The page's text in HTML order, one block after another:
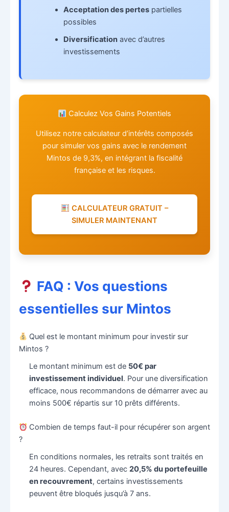
Acceptation des pertes partielles
possibles
Diversification avec d’autres
investissements
Calculez Vos Gains Potentiels
Utilisez notre calculateur d’intérêts composés
pour simuler vos gains avec le rendement
Mintos de 9,3%, en intégrant la fiscalité
française et les risques.
CALCULATEUR GRATUIT –
SIMULER MAINTENANT
FAQ : Vos questions
essentielles sur Mintos
Quel est le montant minimum pour investir sur
Mintos ?
Le montant minimum est de 50€ par
investissement individuel. Pour une diversification
efficace, nous recommandons de démarrer avec au
moins 500€ répartis sur 10 prêts différents.
Combien de temps faut-il pour récupérer son argent
?
En conditions normales, les retraits sont traités en
24 heures. Cependant, avec 20,5% du portefeuille
en recouvrement, certains investissements
peuvent être bloqués jusqu’à 7 ans.